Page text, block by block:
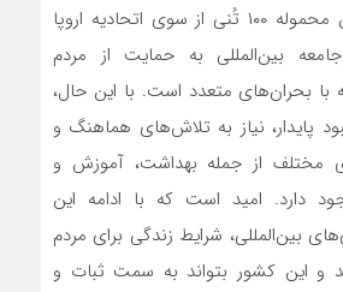
در نهایت، ارسال این محموله ۱۰۰ تُنی از سوی اتحادیه اروپا
بین‌المللی به حمایت از مردم
با بحران‌های متعدد است. با این حال،
پایدار، نیاز به تلاش‌های هماهنگ و
مختلف از جمله بهداشت، آموزش و
دارد. امید است که با ادامه این
بین‌المللی، شرایط زندگی برای مردم
و این کشور بتواند به سمت ثبات و